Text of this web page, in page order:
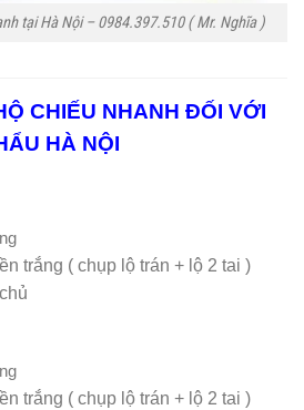
tại Hà Nội – 0984.397.510 ( Mr. Nghĩa )
CHIẾU NHANH ĐỐI VỚI
HÀ NỘI
trắng ( chụp lộ trán + lộ 2 tai )
trắng ( chụp lộ trán + lộ 2 tai )